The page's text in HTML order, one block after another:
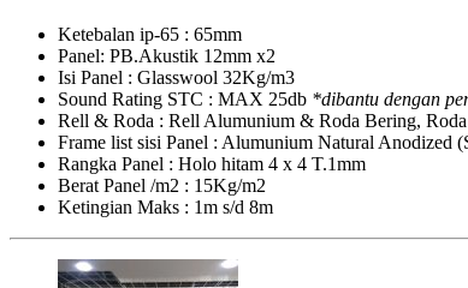
Ketebalan ip-65 : 65mm
Panel: PB.Akustik 12mm x2
Isi Panel : Glasswool 32Kg/m3
Sound Rating STC : MAX 25db *dibantu dengan
Rell & Roda : Rell Alumunium & Roda Bering,
Frame list sisi Panel : Alumunium Natural Anodized
Rangka Panel : Holo hitam 4 x 4 T.1mm
Berat Panel /m2 : 15Kg/m2
Ketingian Maks : 1m s/d 8m